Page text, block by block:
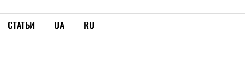
СТАТЬИ UA RU